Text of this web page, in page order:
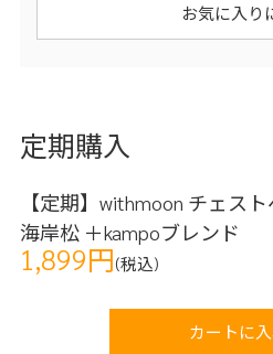
お気に入り
定期購入
【定期】withmoon チェス
海岸松 ＋kampoブレンド
1,899円(税込)
カートに